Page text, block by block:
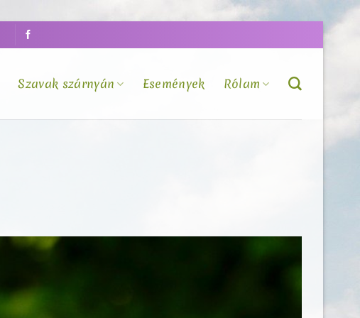
Szavak szárnyán Események Rólam